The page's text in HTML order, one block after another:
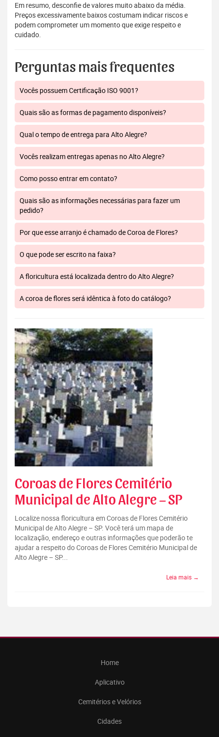
Em resumo, desconfie de valores muito abaixo da média.
Preços excessivamente baixos costumam indicar riscos e
podem comprometer um momento que exige respeito e
cuidado.
Perguntas mais frequentes
Vocês possuem Certificação ISO 9001?
Quais são as formas de pagamento disponíveis?
Qual o tempo de entrega para Alto Alegre?
Vocês realizam entregas apenas no Alto Alegre?
Como posso entrar em contato?
Quais são as informações necessárias para fazer um
pedido?
Por que esse arranjo é chamado de Coroa de Flores?
O que pode ser escrito na faixa?
A floricultura está localizada dentro do Alto Alegre?
A coroa de flores será idêntica à foto do catálogo?
Coroas de Flores Cemitério
Municipal de Alto Alegre – SP
Localize nossa floricultura em Coroas de Flores Cemitério
Municipal de Alto Alegre – SP. Você terá um mapa de
localização, endereço e outras informações que poderão te
ajudar a respeito do Coroas de Flores Cemitério Municipal de
Alto Alegre – SP...
Leia mais →
Home
Aplicativo
Cemitérios e Velórios
Cidades